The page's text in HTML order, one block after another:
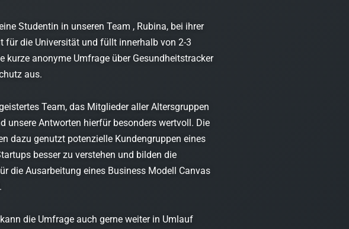
Studentin in unseren Team , Rubina, bei ihrer
für die Universität und füllt innerhalb von 2-3
kurze anonyme Umfrage über Gesundheitstracker
aus.
Team, das Mitglieder aller Altersgruppen
unsere Antworten hierfür besonders wertvoll. Die
dazu genutzt potenzielle Kundengruppen eines
besser zu verstehen und bilden die
die Ausarbeitung eines Business Modell Canvas
die Umfrage auch gerne weiter in Umlauf